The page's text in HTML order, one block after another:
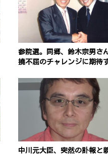
参院選。同郷、鈴木宗男さ
撓不屈のチャレンジに期待
中川元大臣、突然の訃報と